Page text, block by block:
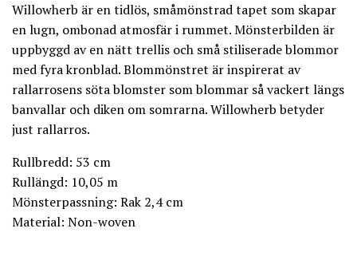
Willowherb är en tidlös, småmönstrad tapet som skapar
en lugn, ombonad atmosfär i rummet. Mönsterbilden är
uppbyggd av en nätt trellis och små stiliserade blommor
med fyra kronblad. Blommönstret är inspirerat av
rallarrosens söta blomster som blommar så vackert längs
banvallar och diken om somrarna. Willowherb betyder
just rallarros.
Rullbredd: 53 cm
Rullängd: 10,05 m
Mönsterpassning: Rak 2,4 cm
Material: Non-woven